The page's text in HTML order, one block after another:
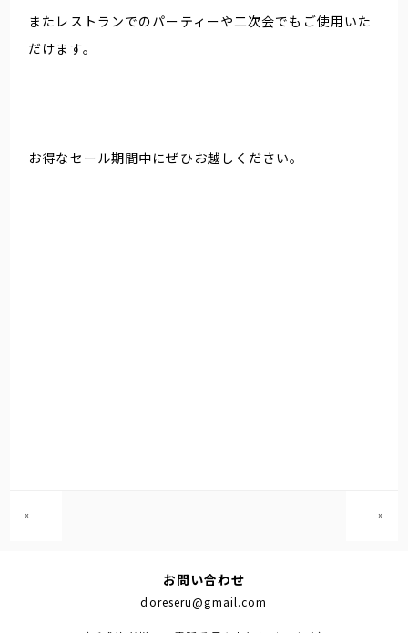
またレストランでのパーティーや二次会でもご使用いた
だけます。
お得なセール期間中にぜひお越しください。
« »
お問い合わせ
doreseru@gmail.com